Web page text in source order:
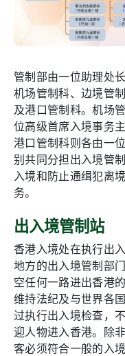
管制部由一位助理处
机场管制科、边境管
及港口管制科。机场
位高级首席入境事务
港口管制科则各由一
别共同分担出入境管
入境和防止通缉犯离
务。
出入境管制站
香港入境处在执行出
地方的出入境管制部
空任何一路进出香港
维持法纪及与世界各
过执行出入境检查，
迎人物进入香港。除
客必须符合一般的入